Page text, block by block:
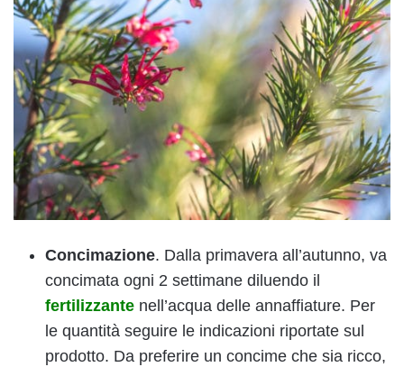
Concimazione. Dalla primavera all’autunno, va
concimata ogni 2 settimane diluendo il
fertilizzante nell’acqua delle annaffiature. Per
le quantità seguire le indicazioni riportate sul
prodotto. Da preferire un concime che sia ricco,